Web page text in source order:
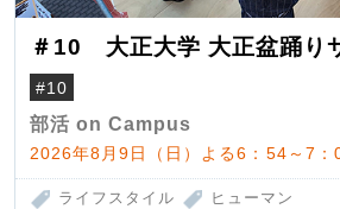
＃10 大正大学 大正盆踊り
#10
部活 on Campus
2026年8月9日（日）よる6：54～7：
ライフスタイル ヒューマン